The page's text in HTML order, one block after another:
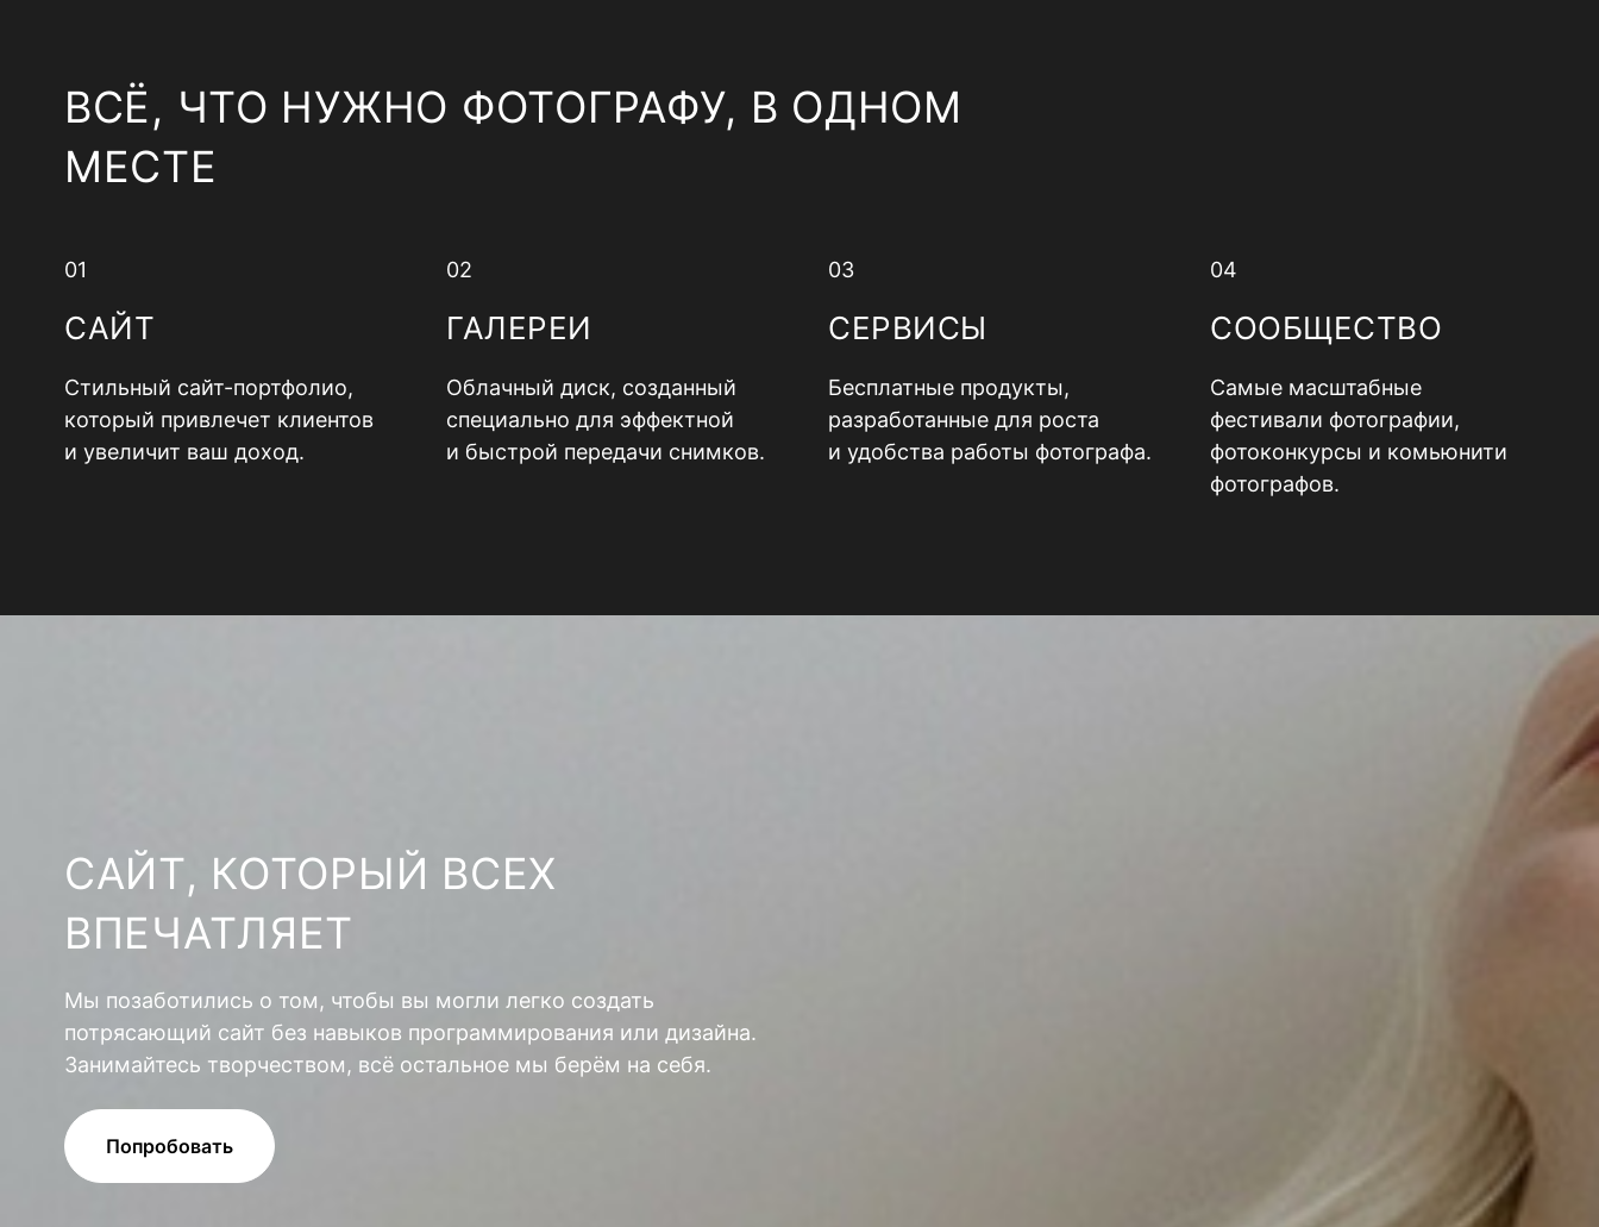
ВСЁ, ЧТО НУЖНО ФОТОГРАФУ, В ОДНОМ
МЕСТЕ
01
САЙТ
Стильный сайт-портфолио,
который привлечет клиентов
и увеличит ваш доход.
02
ГАЛЕРЕИ
Облачный диск, созданный
специально для эффектной
и быстрой передачи снимков.
03
СЕРВИСЫ
Бесплатные продукты,
разработанные для роста
и удобства работы фотографа.
04
СООБЩЕСТВО
Самые масштабные
фестивали фотографии,
фотоконкурсы и комьюнити
фотографов.
САЙТ, КОТОРЫЙ ВСЕХ
ВПЕЧАТЛЯЕТ
Мы позаботились о том, чтобы вы могли легко создать
потрясающий сайт без навыков программирования или дизайна.
Занимайтесь творчеством, всё остальное мы берём на себя.
Попробовать